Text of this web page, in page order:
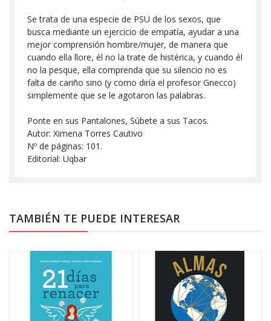
Se trata de una especie de PSU de los sexos, que
busca mediante un ejercicio de empatía, ayudar a una
mejor comprensión hombre/mujer, de manera que
cuando ella llore, él no la trate de histérica, y cuando él
no la pesque, ella comprenda que su silencio no es
falta de cariño sino (y como diría el profesor Gnecco)
simplemente que se le agotaron las palabras.
Ponte en sus Pantalones, Súbete a sus Tacos.
Autor: Ximena Torres Cautivo
Nº de páginas: 101.
Editorial: Uqbar
TAMBIÉN TE PUEDE INTERESAR